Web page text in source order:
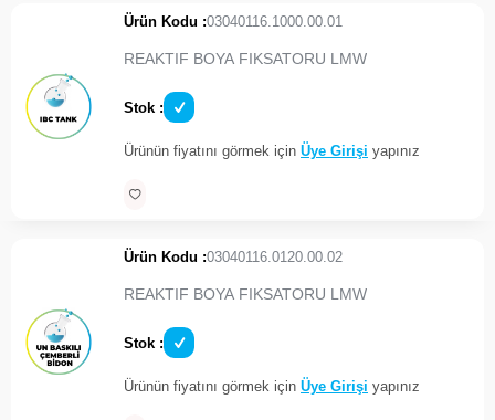
Ürün Kodu :03040116.1000.00.01
REAKTIF BOYA FIKSATORU LMW
Stok :
Ürünün fiyatını görmek için Üye Girişi yapınız
Ürün Kodu :03040116.0120.00.02
REAKTIF BOYA FIKSATORU LMW
Stok :
Ürünün fiyatını görmek için Üye Girişi yapınız